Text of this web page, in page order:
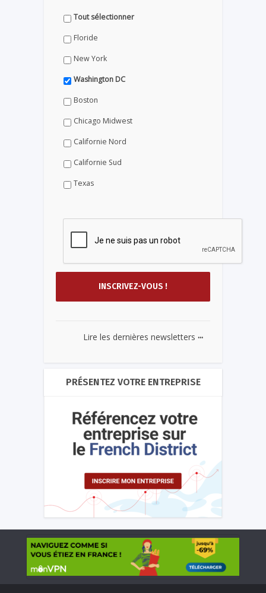
Tout sélectionner
Floride
New York
Washington DC
Boston
Chicago Midwest
Californie Nord
Californie Sud
Texas
Lire les dernières newsletters ...
PRÉSENTEZ VOTRE ENTREPRISE